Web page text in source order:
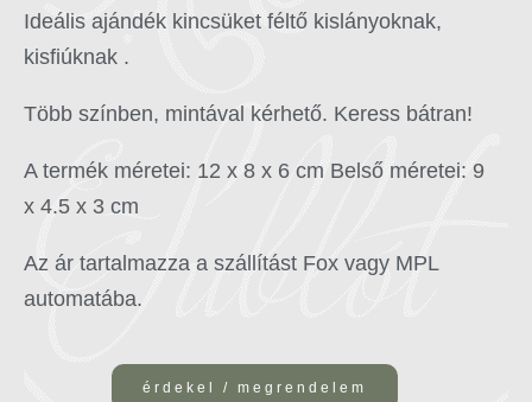
Ideális ajándék kincsüket féltő kislányoknak,
kisfiúknak .
Több színben, mintával kérhető. Keress bátran!
A termék méretei: 12 x 8 x 6 cm Belső méretei: 9
x 4.5 x 3 cm
Az ár tartalmazza a szállítást Fox vagy MPL
automatába.
érdekel / megrendelem